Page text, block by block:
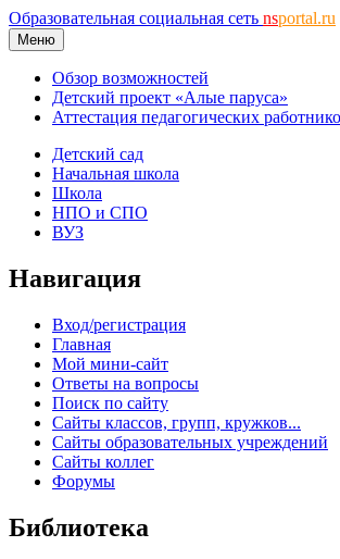
Образовательная социальная сеть nsportal.ru
Меню
Обзор возможностей
Детский проект «Алые паруса»
Аттестация педагогических
Детский сад
Начальная школа
Школа
НПО и СПО
ВУЗ
Навигация
Вход/регистрация
Главная
Мой мини-сайт
Ответы на вопросы
Поиск по сайту
Сайты классов, групп, кружков...
Сайты образовательных учреждений
Сайты коллег
Форумы
Библиотека